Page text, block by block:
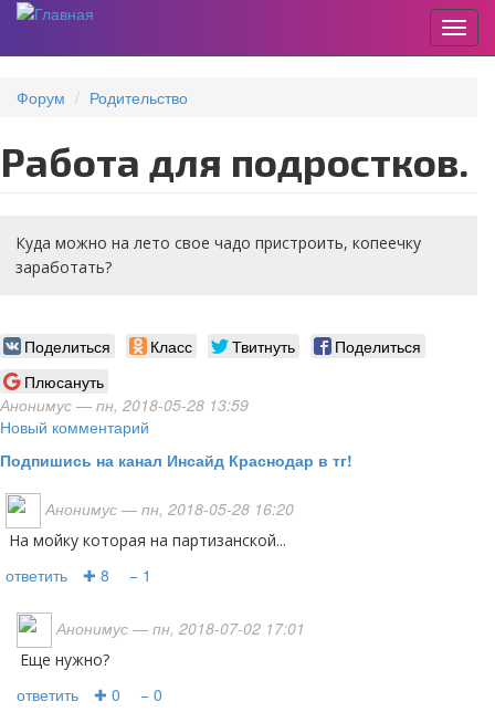
основному
Форум Родительство
Работа для подростков.
Куда можно на лето свое чадо пристроить, копеечку
заработать?
Поделиться Класс Твитнуть
Поделиться
Плюсануть
Анонимус — пн, 2018-05-28 13:59
Новый комментарий
Подпишись на канал Инсайд Краснодар в тг!
Анонимус — пн, 2018-05-28 16:20
на мойку которая на партизанской...
ответить ✚ 8 − 1
Анонимус — пн, 2018-07-02 17:01
еще нужно?
ответить ✚ 0 − 0